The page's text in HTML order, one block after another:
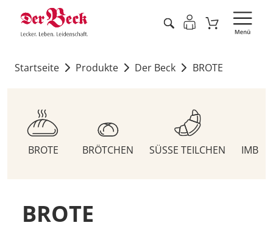
Startseite Produkte Der Beck BROTE
BROTE BRÖTCHEN SÜSSE TEILCHEN
BROTE